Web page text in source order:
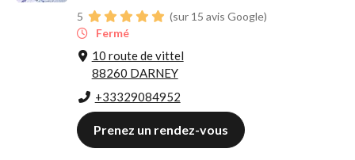
5
(sur 15 avis Google)
Fermé
10 route de vittel
88260 DARNEY
+33329084952
Prenez un rendez-vous